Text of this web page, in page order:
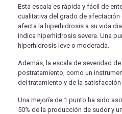
Esta escala es rápida y fácil de
cualitativa del grado de
afecta la hiperhidrosis a su vida
indica hiperhidrosis severa. Una
hiperhidrosis leve o moderada.
Además, la escala de severidad
postratamiento, como un
del tratamiento y de la satisfacción
Una mejoría de 1 punto ha sido
50% de la producción de sudor y